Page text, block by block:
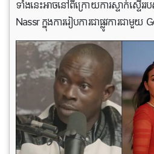
ទាំងនេះអាចនៅពីក្រោយការស្ទាក់ស្ទើរ
Nassr ក្នុងការរៀបការជាផ្លូវការជាមួយ